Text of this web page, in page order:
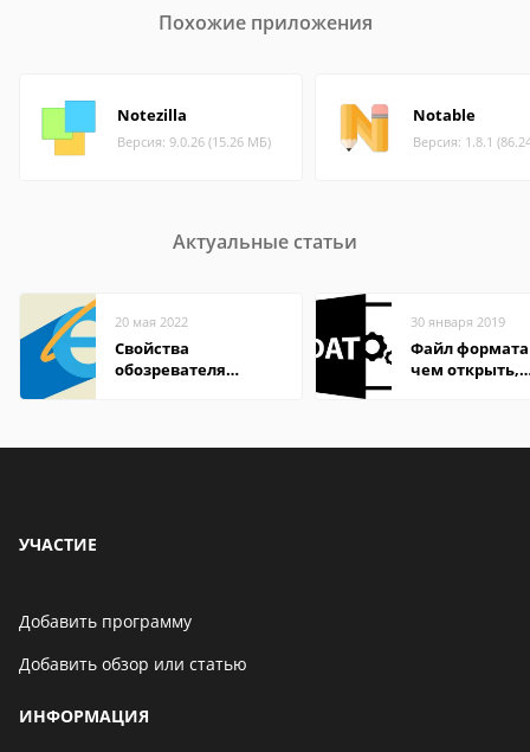
Похожие приложения
Notezilla
Версия: 9.0.26 (15.26 МБ)
Notable
Версия: 1.8.1
Актуальные статьи
20 мая 2022
Свойства
обозревателя
30 января 2019
Файл формата
чем открыть,
УЧАСТИЕ
Добавить программу
Добавить обзор или статью
ИНФОРМАЦИЯ